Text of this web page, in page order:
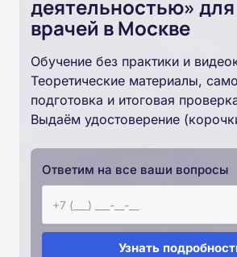
деятельностью» для
врачей в Москве
Обучение без практики и
Теоретические материалы,
подготовка и итоговая
Выдаём удостоверение
Ответим на все ваши вопросы
Узнать